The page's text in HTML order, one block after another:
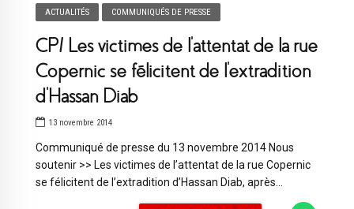
ACTUALITÉS COMMUNIQUÉS DE PRESSE
CP/ Les victimes de l’attentat de la rue
Copernic se félicitent de l’extradition
d’Hassan Diab
13 novembre 2014
Communiqué de presse du 13 novembre 2014 Nous
soutenir >> Les victimes de l’attentat de la rue Copernic
se félicitent de l’extradition d’Hassan Diab, après...